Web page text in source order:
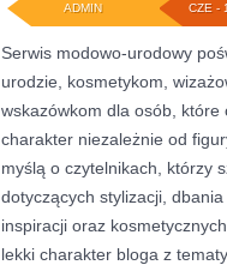
CZE -
ADMIN
Serwis modowo-urodowy
urodzie, kosmetykom,
wskazówkom dla osób, które
charakter niezależnie od
myślą o czytelnikach, którzy
dotyczących stylizacji,
inspiracji oraz
lekki charakter bloga z